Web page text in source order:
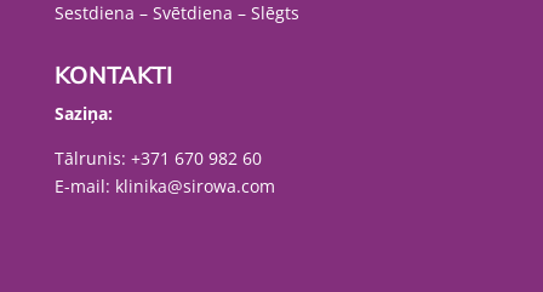
Sestdiena – Svētdiena – Slēgts
KONTAKTI
Saziņa:
Tālrunis: +371 670 982 60
E-mail: klinika@sirowa.com